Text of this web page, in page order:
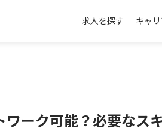
求人を探す キャ
ーク可能？必要なス